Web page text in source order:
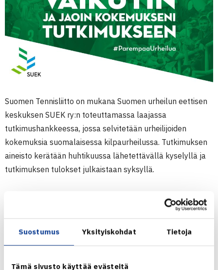
Suostumus Yksityiskohdat Tietoja
Tämä sivusto käyttää evästeitä
Suomen Tennisliitto on mukana Suomen urheilun eettisen
keskuksen SUEK ry:n toteuttamassa laajassa
tutkimushankkeessa, jossa selvitetään urheilijoiden
kokemuksia suomalaisessa kilpaurheilussa. Tutkimuksen
aineisto kerätään huhtikuussa lähetettävällä kyselyllä ja
tutkimuksen tulokset julkaistaan syksyllä.
Ajatus urheilijoiden kokemusten kartoittamisesta sai
alkunsa kaksi vuotta sitten julkaistun
suomalaisessa kilpaurheilussa-tutkimuksen innoittamana.
Urheilijoiden kokemuksia selvittävän tutkimuksen